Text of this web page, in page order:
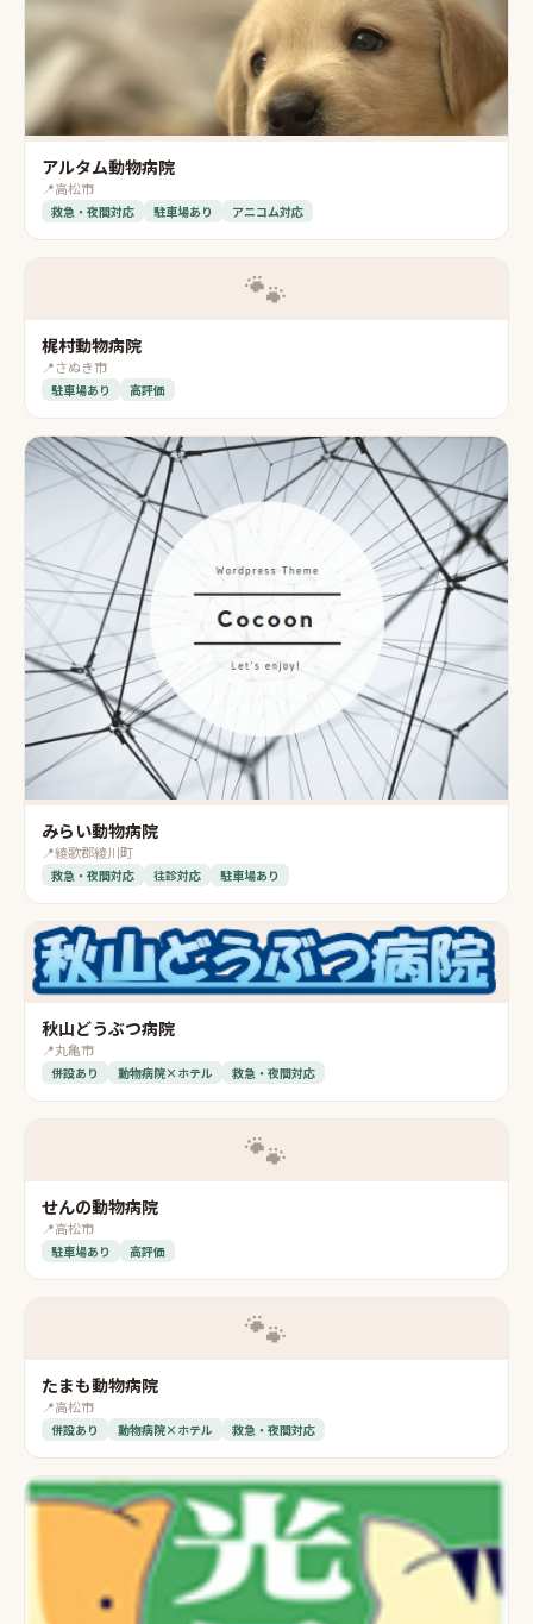
アルタム動物病院
📍高松市
救急・夜間対応 駐車場あり アニコム対応
🐾
梶村動物病院
📍さぬき市
駐車場あり 高評価
みらい動物病院
📍綾歌郡綾川町
救急・夜間対応 往診対応 駐車場あり
秋山どうぶつ病院
📍丸亀市
併設あり 動物病院×ホテル 救急・夜間対応
🐾
せんの動物病院
📍高松市
駐車場あり 高評価
🐾
たまも動物病院
📍高松市
併設あり 動物病院×ホテル 救急・夜間対応